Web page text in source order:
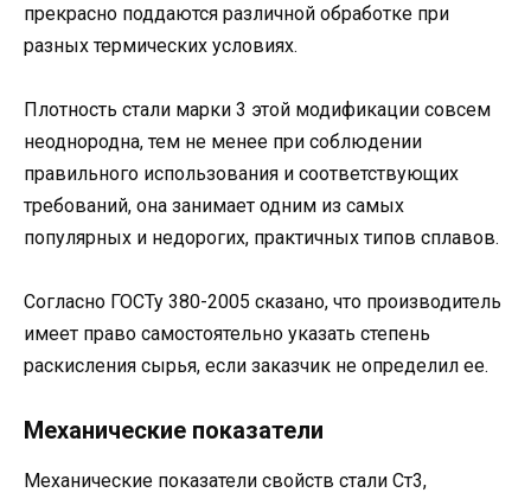
прекрасно поддаются различной обработке при
разных термических условиях.
Плотность стали марки 3 этой модификации совсем
неоднородна, тем не менее при соблюдении
правильного использования и соответствующих
требований, она занимает одним из самых
популярных и недорогих, практичных типов сплавов.
Согласно ГОСТу 380-2005 сказано, что производитель
имеет право самостоятельно указать степень
раскисления сырья, если заказчик не определил ее.
Механические показатели
Механические показатели свойств стали Ст3,